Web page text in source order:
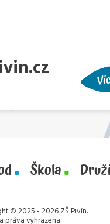
Škola
© 2025 - 2026 ZŠ Pivín.
práva vyhrazena.